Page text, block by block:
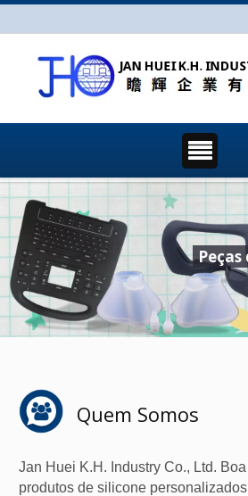
Peças
Quem Somos
Jan Huei K.H. Industry Co., Ltd.
produtos de silicone